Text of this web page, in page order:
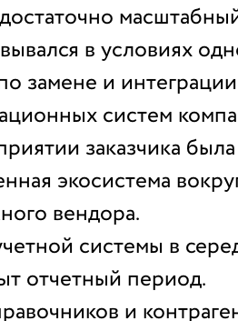
в условиях
замене и
систем
заказчика
экосистема
вендора.
системы в
отчетный период.
и